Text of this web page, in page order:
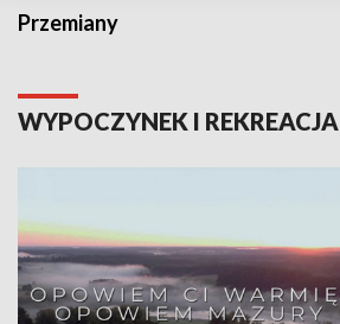
Przemiany
WYPOCZYNEK I REKREACJA